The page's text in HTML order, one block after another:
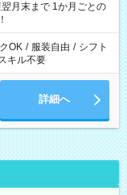
月末まで 1か月ごとの
OK / 服装自由 / シフト
キル不要
詳細へ